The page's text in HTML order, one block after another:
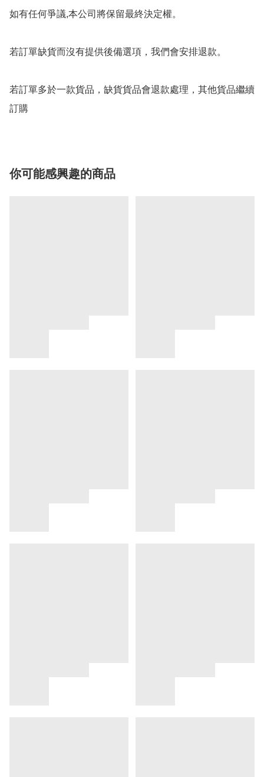
如有任何爭議,本公司將保留最終決定權。
若訂單缺貨而沒有提供後備選項，我們會安排退款。
若訂單多於一款貨品，缺貨貨品會退款處理，其他貨品繼續
你可能感興趣的商品